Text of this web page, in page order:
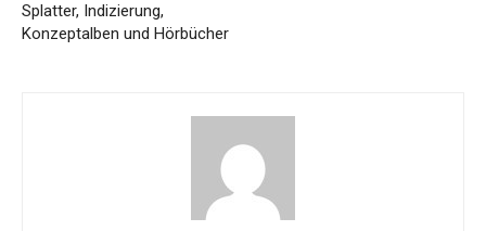
Splatter, Indizierung,
Konzeptalben und Hörbücher